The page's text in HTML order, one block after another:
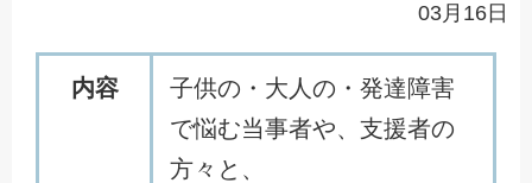
03月16日
内容
子供の・大人の・発達障害
で悩む当事者や、支援者の
方々と、